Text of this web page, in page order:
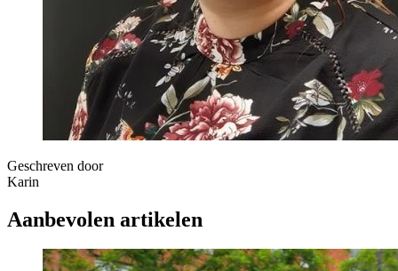
Geschreven door
Karin
Aanbevolen artikelen